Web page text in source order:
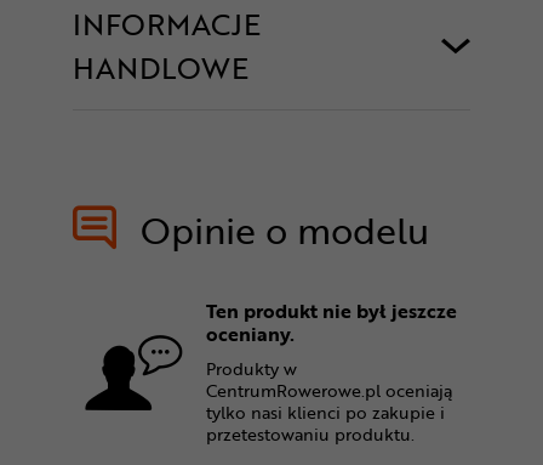
INFORMACJE
HANDLOWE
Opinie o modelu
Ten produkt nie był jeszcze
oceniany.
Produkty w
CentrumRowerowe.pl oceniają
tylko nasi klienci po zakupie i
przetestowaniu produktu.